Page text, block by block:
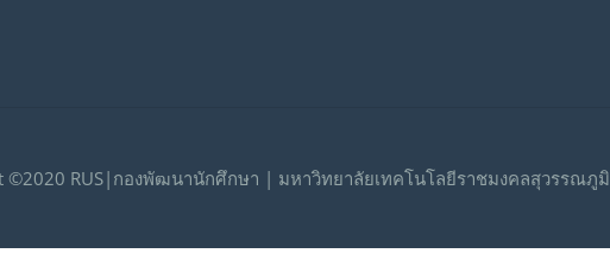
©2020 RUS|กองพัฒนานักศึกษา | มหาวิทยาลัยเทคโนโลยีราชมงคลสุวรรณภูมิ